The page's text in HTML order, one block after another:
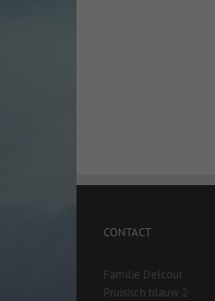
CONTACT
Familie Delcour
Pruisisch blauw 2